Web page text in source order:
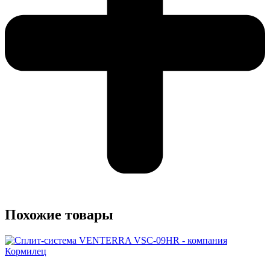
Похожие товары